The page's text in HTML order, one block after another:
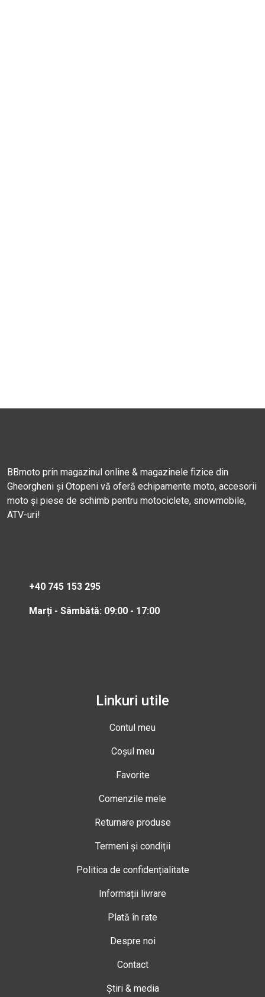
BBmoto prin magazinul online & magazinele fizice din
Gheorgheni și Otopeni vă oferă echipamente moto, accesorii
moto și piese de schimb pentru motociclete, snowmobile,
ATV-uri!
+40 745 153 295
Marți - Sâmbătă: 09:00 - 17:00
Linkuri utile
Contul meu
Coșul meu
Favorite
Comenzile mele
Returnare produse
Termeni și condiții
Politica de confidențialitate
Informații livrare
Plată în rate
Despre noi
Contact
Știri & media